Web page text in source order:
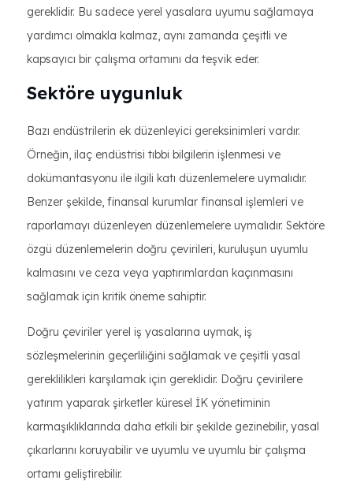
gereklidir. Bu sadece yerel yasalara uyumu sağlamaya
yardımcı olmakla kalmaz, aynı zamanda çeşitli ve
kapsayıcı bir çalışma ortamını da teşvik eder.
Sektöre uygunluk
Bazı endüstrilerin ek düzenleyici gereksinimleri vardır.
Örneğin, ilaç endüstrisi tıbbi bilgilerin işlenmesi ve
dokümantasyonu ile ilgili katı düzenlemelere uymalıdır.
Benzer şekilde, finansal kurumlar finansal işlemleri ve
raporlamayı düzenleyen düzenlemelere uymalıdır. Sektöre
özgü düzenlemelerin doğru çevirileri, kuruluşun uyumlu
kalmasını ve ceza veya yaptırımlardan kaçınmasını
sağlamak için kritik öneme sahiptir.
Doğru çeviriler yerel iş yasalarına uymak, iş
sözleşmelerinin geçerliliğini sağlamak ve çeşitli yasal
gereklilikleri karşılamak için gereklidir. Doğru çevirilere
yatırım yaparak şirketler küresel İK yönetiminin
karmaşıklıklarında daha etkili bir şekilde gezinebilir, yasal
çıkarlarını koruyabilir ve uyumlu ve uyumlu bir çalışma
ortamı geliştirebilir.